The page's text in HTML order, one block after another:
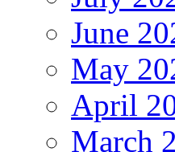
June
May
April
March